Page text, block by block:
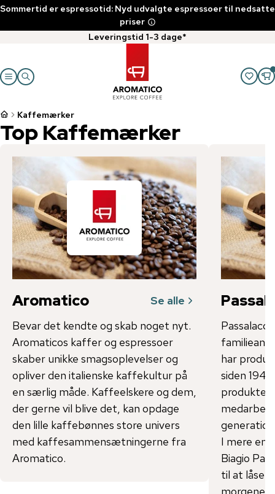
Sommertid er espressotid: Nyd udvalgte espressoer til nedsatte
priser
Leveringstid 1-3 dage*
Kaffemærker
Top Kaffemærker
Aromatico
Se alle
Bevar det kendte og skab noget nyt.
Aromaticos kaffer og espressoer
skaber unikke smagsoplevelser og
opliver den italienske kaffekultur på
en særlig måde. Kaffeelskere og dem,
der gerne vil blive det, kan opdage
den lille kaffebønnes store univers
med kaffesammensætningerne fra
Aromatico.
har
siden
produktet
I mere
Biagio
til at låse